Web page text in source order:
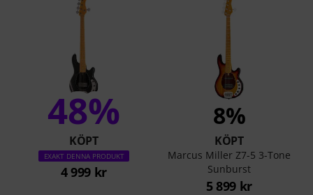
48%
KÖPT
EXAKT DENNA PRODUKT
4 999 kr
8%
KÖPT
Marcus Miller Z7-5 3-Tone
Sunburst
5 899 kr